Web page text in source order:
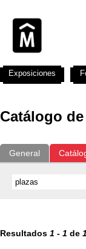
Catálogo
General
Resultados 1 - 1 de 1
Exposiciones